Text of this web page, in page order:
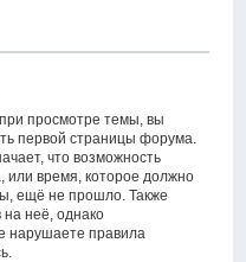
просмотре темы, вы
первой страницы форума.
что возможность
или время, которое должно
ещё не прошло. Также
на неё, однако
нарушаете правила